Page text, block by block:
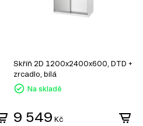
Skříň 2D 1200x2400x600, DTD +
zrcadlo, bílá
Na skladě
9 549 Kč